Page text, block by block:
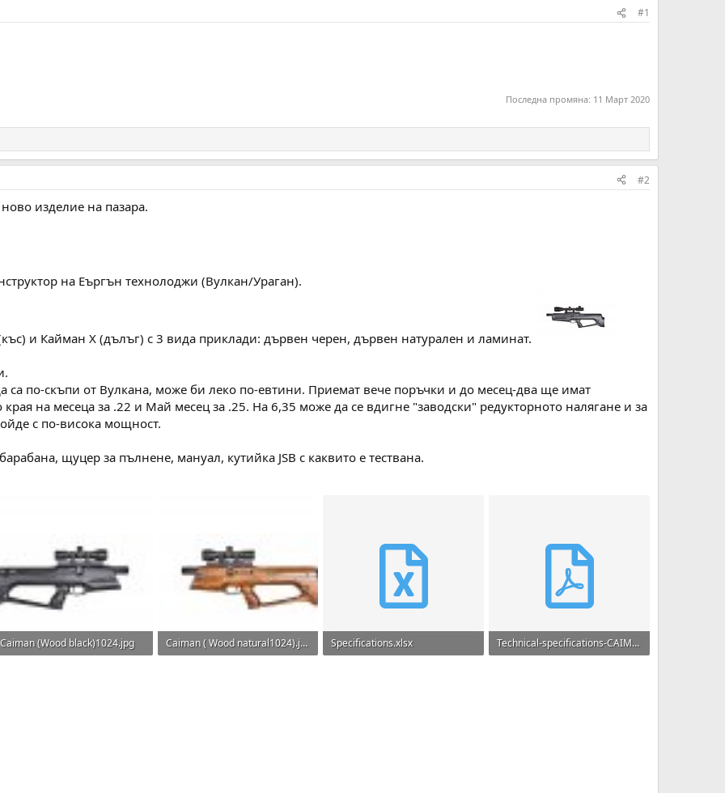
#1
Последна промяна: 11 Март 2020
#2
изделие на пазара.
на Еъргън технолоджи (Вулкан/Ураган).
и Кайман Х (дълъг) с 3 вида приклади: дървен черен, дървен натурален и ламинат.
по-скъпи от Вулкана, може би леко по-евтини. Приемат вече поръчки и до месец-два ще имат
края на месеца за .22 и Май месец за .25. На 6,35 може да се вдигне "заводски" редукторното налягане и за
с по-висока мощност.
щуцер за пълнене, мануал, кутийка JSB с каквито е тествана.
Caiman (Wood black)1024.jpg
Caiman ( Wood natural1024).jpg
Specifications.xlsx
Technical-specifications-CAIMAN-X.pdf